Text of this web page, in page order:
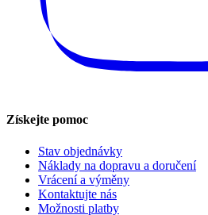
Získejte pomoc
Stav objednávky
Náklady na dopravu a doručení
Vrácení a výměny
Kontaktujte nás
Možnosti platby